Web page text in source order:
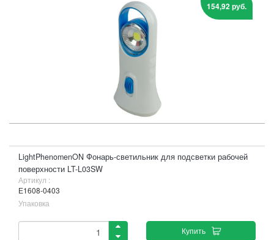
154,92 руб.
LightPhenomenON Фонарь-светильник для подсветки рабочей
поверхности LT-L03SW
Артикул :
Е1608-0403
Упаковка
Купить